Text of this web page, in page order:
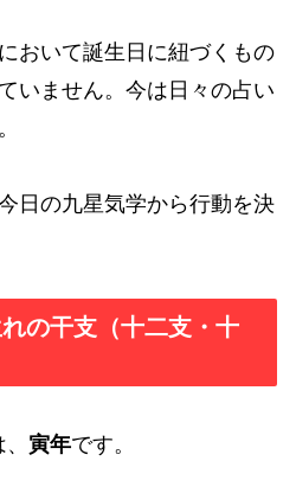
おいて誕生日に紐づくもの
いません。今は日々の占い
日の九星気学から行動を決
の干支（十二支・十
寅年です。